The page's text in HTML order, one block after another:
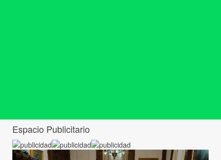
Espacio Publicitario